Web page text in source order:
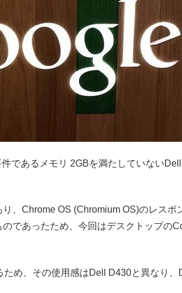
であるメモリ 2GBを満たしていない
、Chrome OS (Chromium OS)のレスポ
であったため、今回はデスクトップの
め、その使用感はDell D430と異なり、